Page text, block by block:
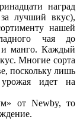
наград
лучший вкус),
нашей
чая до
и манго. Каждый
Многие сорта
поскольку лишь
идет на
от Newby, то